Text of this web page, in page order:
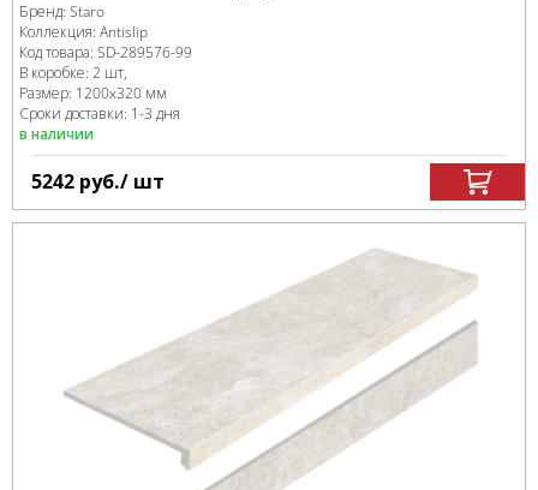
Бренд: Staro
Коллекция: Antislip
Код товара: SD-289576-99
В коробке: 2 шт,
Размер: 1200x320 мм
Сроки доставки: 1-3 дня
в наличии
5242 руб./ шт